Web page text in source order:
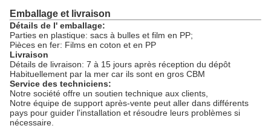
Emballage et livraison
Détails de l' emballage:
Parties en plastique: sacs à bulles et film en PP;
Pièces en fer: Films en coton et en PP
Livraison
Détails de livraison: 7 à 15 jours après réception du dépôt
Habituellement par la mer car ils sont en gros CBM
Service des techniciens:
Notre société offre un soutien technique aux clients,
Notre équipe de support après-vente peut aller dans différents
pays pour guider l'installation et résoudre leurs problèmes si
nécessaire.